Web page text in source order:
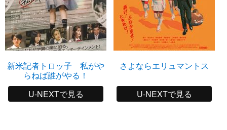
新米記者トロッ子 私がや
らねば誰がやる！
U-NEXTで見る
さよならエリュマントス
U-NEXTで見る